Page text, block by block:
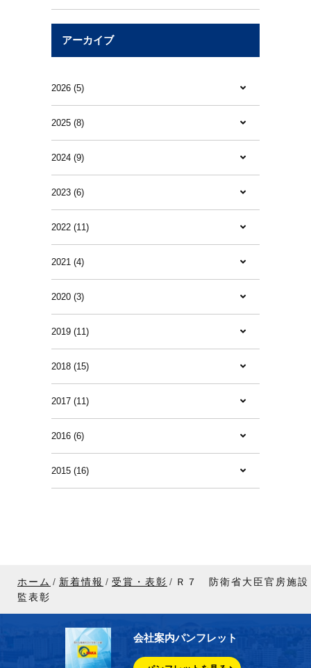
アーカイブ
2026 (5)
2025 (8)
2024 (9)
2023 (6)
2022 (11)
2021 (4)
2020 (3)
2019 (11)
2018 (15)
2017 (11)
2016 (6)
2015 (16)
ホーム 新着情報 受賞・表彰
Ｒ７ 防衛省大臣官房施設
監表彰
会社案内パンフレット